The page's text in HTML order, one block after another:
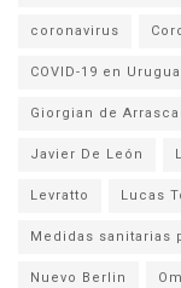
coronavirus
COVID-19 en
Giorgian de
Javier De León
Levratto Lucas
Medidas sanitarias
Nuevo Berlin